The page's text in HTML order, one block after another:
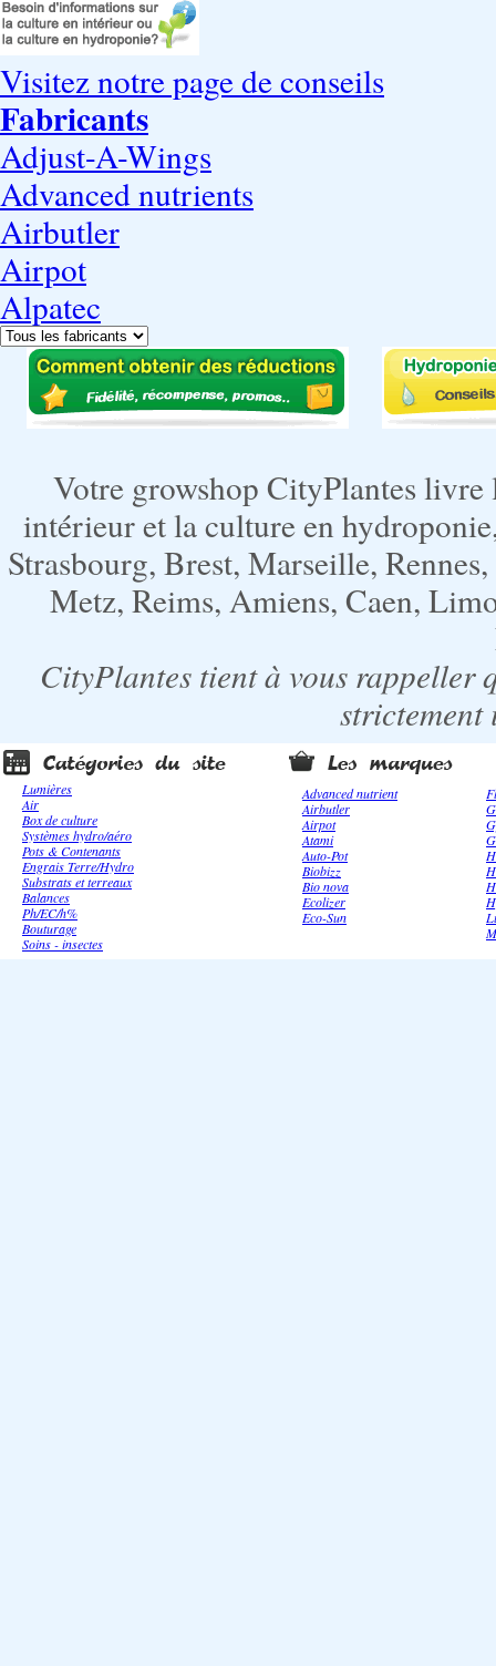
Visitez notre page de conseils
Fabricants
Adjust-A-Wings
Advanced nutrients
Airbutler
Airpot
Alpatec
Votre growshop CityPlantes
intérieur et la culture en
Strasbourg, Brest, Marseille,
Metz, Reims, Amiens, Caen,
CityPlantes tient à vous rappeller
strictement
Lumières
Air
Box de culture
Systèmes hydro/aéro
Pots & Contenants
Engrais Terre/Hydro
Substrats et terreaux
Balances
Ph/EC/h%
Bouturage
Soins - insectes
Advanced nutrient
Airbutler
Airpot
Atami
Auto-Pot
Biobizz
Bio nova
Ecolizer
Eco-Sun